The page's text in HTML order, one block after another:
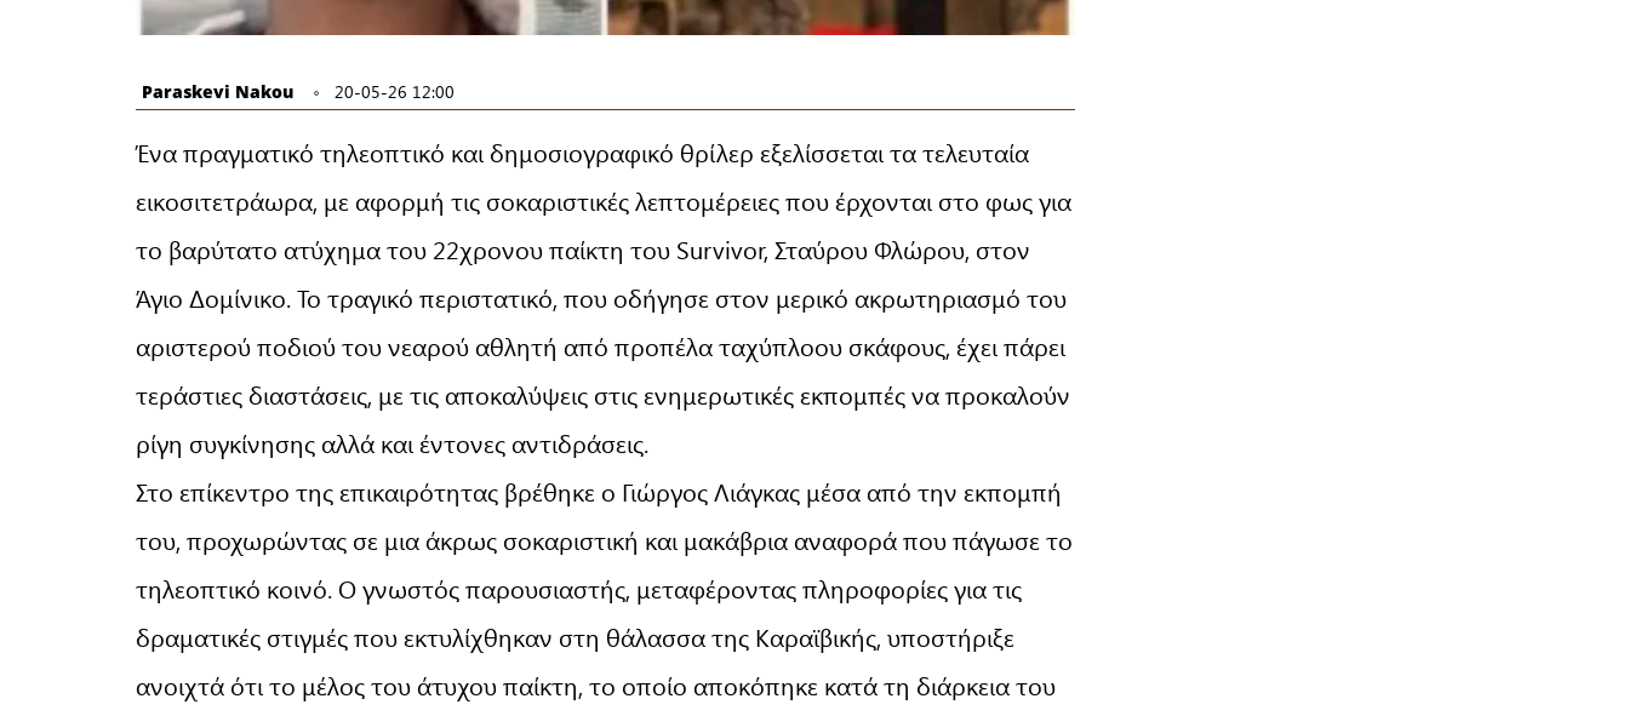
Paraskevi Nakou 20-05-26 12:00
Ένα πραγματικό τηλεοπτικό και δημοσιογραφικό θρίλερ εξελίσσεται τα τελευταία
εικοσιτετράωρα, με αφορμή τις σοκαριστικές λεπτομέρειες που έρχονται στο φως για
το βαρύτατο ατύχημα του 22χρονου παίκτη του Survivor, Σταύρου Φλώρου, στον
Άγιο Δομίνικο. Το τραγικό περιστατικό, που οδήγησε στον μερικό ακρωτηριασμό του
αριστερού ποδιού του νεαρού αθλητή από προπέλα ταχύπλοου σκάφους, έχει πάρει
τεράστιες διαστάσεις, με τις αποκαλύψεις στις ενημερωτικές εκπομπές να προκαλούν
ρίγη συγκίνησης αλλά και έντονες αντιδράσεις.
Στο επίκεντρο της επικαιρότητας βρέθηκε ο Γιώργος Λιάγκας μέσα από την εκπομπή
του, προχωρώντας σε μια άκρως σοκαριστική και μακάβρια αναφορά που πάγωσε το
τηλεοπτικό κοινό. Ο γνωστός παρουσιαστής, μεταφέροντας πληροφορίες για τις
δραματικές στιγμές που εκτυλίχθηκαν στη θάλασσα της Καραϊβικής, υποστήριξε
ανοιχτά ότι το μέλος του άτυχου παίκτη, το οποίο αποκόπηκε κατά τη διάρκεια του